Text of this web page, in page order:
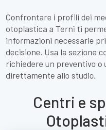
Confrontare i profili dei
otoplastica a Terni ti
informazioni necessarie
decisione. Usa la sezione
richiedere un preventivo o
direttamente allo studio.
Centri e